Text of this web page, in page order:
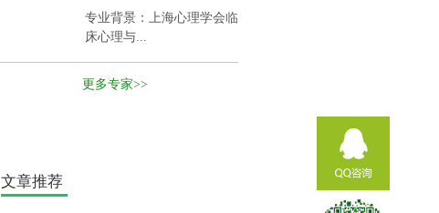
专业背景：上海心理学会临
床心理与...
更多专家>>
文章推荐